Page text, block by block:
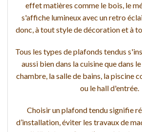
effet matières comme le bois, le
s'affiche lumineux avec un retro
donc, à tout style de décoration et à
Tous les types de plafonds tendus
aussi bien dans la cuisine que dans
chambre, la salle de bains, la piscine
ou le hall d'entrée.
Choisir un plafond tendu signifie
d’installation, éviter les travaux de